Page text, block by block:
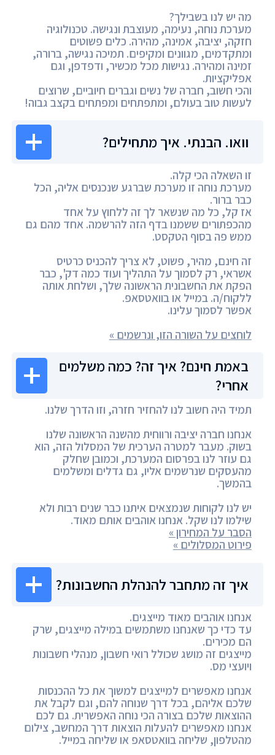
מה יש לנו בשבילך?
מערכת נוחה, נעימה, מעוצבת ונגישה. טכנולוגיה
חזקה, יציבה, אמינה, מהירה. כלים פשוטים
ומתקדמים, מגוונים ומקיפים. תמיכה נגישה, ברורה,
זמינה ומהירה. נגישות מכל מכשיר, ודפדפן, וגם
אפליקציות.
והכי חשוב, חברה של נשים וגברים חיוביים, שרוצים
לעשות טוב בעולם, ומתפתחים ומפתחים בקצב גבוה!
וואו. הבנתי. איך מתחילים?
זו השאלה הכי קלה.
מערכת נוחה זו מערכת שברגע שנכנסים אליה, הכל
כבר ברור.
אז קל, כל מה שנשאר לך זה ללחוץ על אחד
מהכפתורים ששמנו בדף הזה להרשמה. אחד מהם גם
ממש פה בסוף הטקסט.
זה חינם, מהיר, פשוט, לא צריך להכניס כרטיס
אשראי, רק לסמוך על התהליך ועוד כמה דק', כבר
הפקת את החשבונית הראשונה שלך, ושלחת אותה
ללקוח/ה. במייל או בוואטסאפ.
אפשר לסמוך עלינו.
לוחצים על השורה הזו, ונרשמים »
באמת חינם? איך זה? כמה משלמים
אחרי?
תמיד היה חשוב לנו להחזיר חזרה, וזו הדרך שלנו.
אנחנו חברה יציבה ורווחית מהשנה הראשונה שלנו
בשוק. מעבר למטרה הערכית של המסלול הזה, הוא
גם עוזר לנו בפרסום המערכת, וכמובן שחלק
מהעסקים שנרשמים אליו, גם גדלים ומשלמים
בהמשך.
יש לנו לקוחות שנמצאים איתנו כבר שנים רבות ולא
שילמו לנו שקל. אנחנו אוהבים אותם מאוד.
הסבר על המחירון »
פירוט המסלולים »
איך זה מתחבר להנהלת החשבונות?
אנחנו אוהבים מאוד מייצגים.
עד כדי כך שאנחנו משתמשים במילה מייצגים, שרק
הם מכירים.
מייצגים זה מושג שכולל רואי חשבון, מנהלי חשבונות
ויועצי מס.
אנחנו מאפשרים למייצגים למשוך את כל ההכנסות
שלכם אליהם, בכל דרך שנוחה להם, וגם לקבל את
ההוצאות שלכם בצורה הכי נוחה האפשרית. גם לכם
אנחנו מאפשרים להעלות הוצאות דרך המחשב, צילום
מהטלפון, שליחה בוואטסאפ או שליחה במייל.